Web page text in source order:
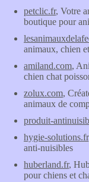
petclic.fr, Votre
boutique pour
animaux, chien
amiland.com,
chien chat
zolux.com,
animaux de
produit-
hygie-solutions.fr
anti-nuisibles
huberland.fr,
pour chiens et